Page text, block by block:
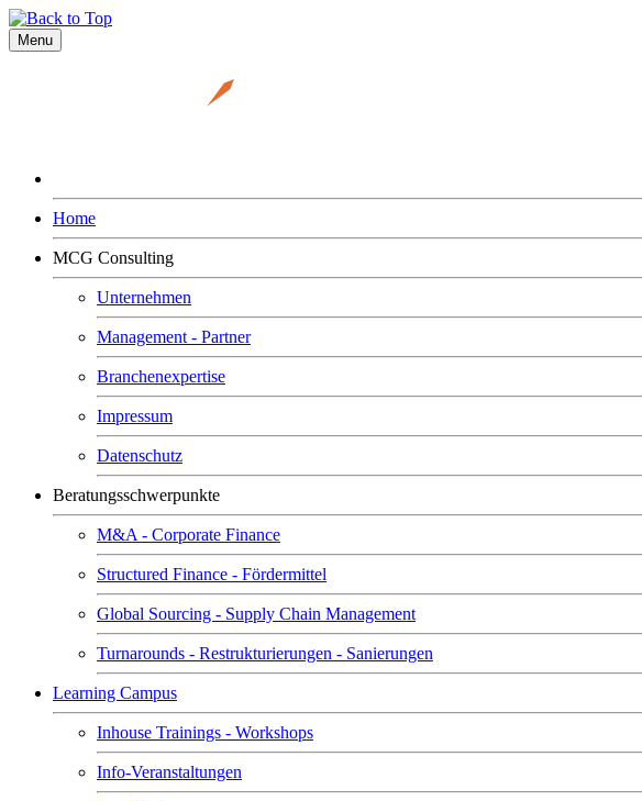
Menu
Home
MCG Consulting
Unternehmen
Management - Partner
Branchenexpertise
Impressum
Datenschutz
Beratungsschwerpunkte
M&A - Corporate Finance
Structured Finance - Fördermittel
Global Sourcing - Supply Chain Management
Turnarounds - Restrukturierungen - Sanierungen
Learning Campus
Inhouse Trainings - Workshops
Info-Veranstaltungen